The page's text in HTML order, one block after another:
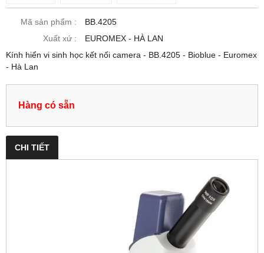
Mã sản phẩm :
BB.4205
Xuất xứ :
EUROMEX - HÀ LAN
Kính hiển vi sinh học kết nối camera - BB.4205 - Bioblue - Euromex
- Hà Lan
Hàng có sẵn
CHI TIẾT